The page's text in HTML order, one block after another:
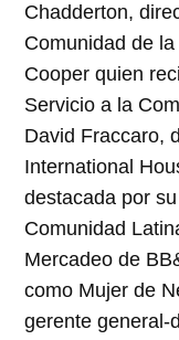
Chadderton,
Comunidad de
Cooper quien
Servicio a la
David Fraccaro,
International
destacada por
Comunidad
Mercadeo de
como Mujer de
gerente general-